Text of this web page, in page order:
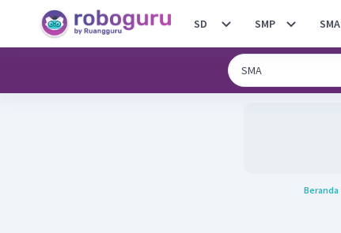
SD SMP SMA
Beranda